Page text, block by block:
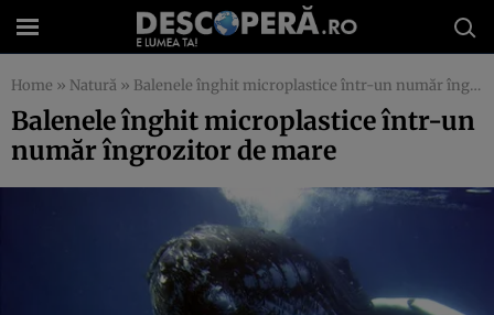
Home » Natură » Balenele înghit microplastice într-un număr îngrozitor de mare
Balenele înghit microplastice într-un
număr îngrozitor de mare